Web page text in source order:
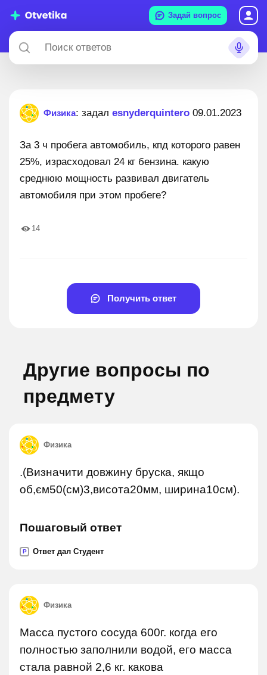
Задай вопрос
Физика: задал esnyderquintero 09.01.2023
За 3 ч пробега автомобиль, кпд которого равен
25%, израсходовал 24 кг бензина. какую
среднюю мощность развивал двигатель
автомобиля при этом пробеге?
14
Получить ответ
Другие вопросы по
предмету
Физика
.(Визначити довжину бруска, якщо
об,єм50(см)3,висота20мм, ширина10см).
Пошаговый ответ
P Ответ дал Студент
Физика
Масса пустого сосуда 600г. когда его
полностью заполнили водой, его масса
стала равной 2,6 кг. какова